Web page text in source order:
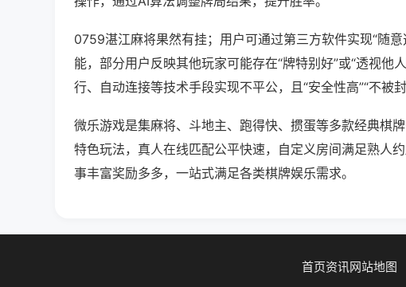
0759湛江麻将果然有挂；用户可通过第三方软件实现“随意
能，部分用户反映其他玩家可能存在“牌特别好”或“透视他
行、自动连接等技术手段实现不平公，且“安全性高”“不被封
微乐游戏是集麻将、斗地主、跑得快、掼蛋等多款经典棋
特色玩法，真人在线匹配公平快速，自定义房间满足熟人
事丰富奖励多多，一站式满足各类棋牌娱乐需求。
首页资讯网站地图